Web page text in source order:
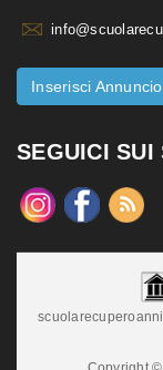
Inserisci Annuncio
SEGUICI SUI